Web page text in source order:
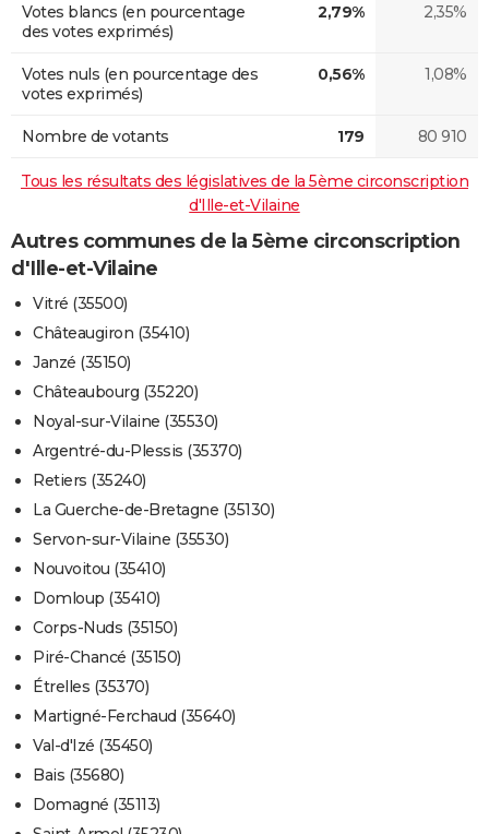
Votes blancs (en pourcentage
des votes exprimés)
2,79% 2,35%
Votes nuls (en pourcentage des
votes exprimés)
0,56% 1,08%
Nombre de votants 179 80 910
Tous les résultats des législatives de la 5ème circonscription
d'Ille-et-Vilaine
Autres communes de la 5ème circonscription
d'Ille-et-Vilaine
Vitré (35500)
Châteaugiron (35410)
Janzé (35150)
Châteaubourg (35220)
Noyal-sur-Vilaine (35530)
Argentré-du-Plessis (35370)
Retiers (35240)
La Guerche-de-Bretagne (35130)
Servon-sur-Vilaine (35530)
Nouvoitou (35410)
Domloup (35410)
Corps-Nuds (35150)
Piré-Chancé (35150)
Étrelles (35370)
Martigné-Ferchaud (35640)
Val-d'Izé (35450)
Bais (35680)
Domagné (35113)